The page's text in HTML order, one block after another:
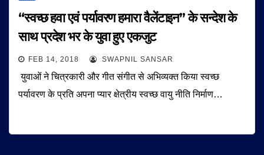
“स्वच्छ हवा एवं पर्यावरण हमारा वैलेंटाइन” के सन्देश के
साथ प्रदेश भर के युवा हुए एकजुट
FEB 14, 2018 SWAPNIL SANSAR
युवाओं ने चित्रकारी और गीत संगीत से अभिव्यक्त किया स्वच्छ
पर्यावरण के प्रति अपना प्यार क्षेत्रीय स्वच्छ वायु नीति निर्माण…